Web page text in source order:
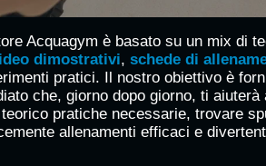
Acquagym è basato su un mix di
dimostrativi, schede di
pratici. Il nostro obiettivo è
che, giorno dopo giorno, ti aiuterà
pratiche necessarie, trovare
allenamenti efficaci e